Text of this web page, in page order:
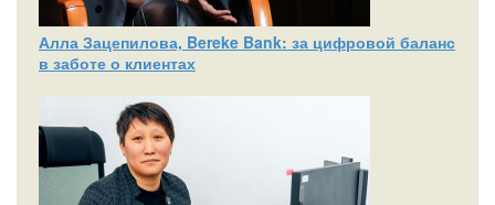
Алла Зацепилова, Bereke Bank: за цифровой баланс
в заботе о клиентах